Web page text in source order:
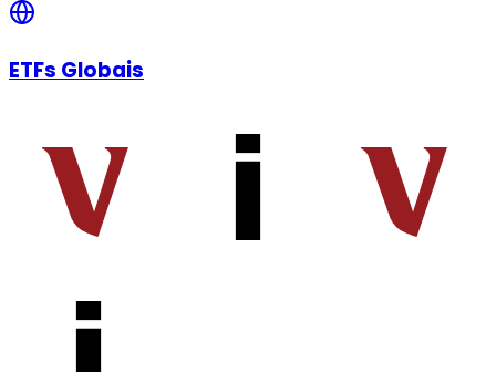
ETFs Globais